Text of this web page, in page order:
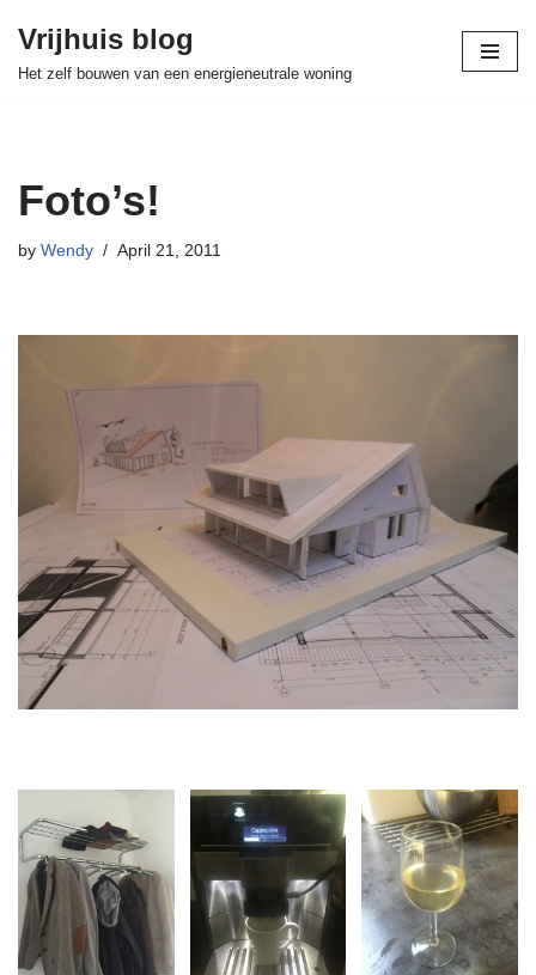
Skip
Vrijhuis blog
Het zelf bouwen van een energieneutrale woning
Foto’s!
by Wendy April 21, 2011